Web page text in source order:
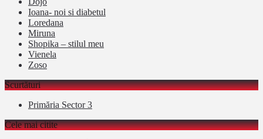
Ioana- noi si diabetul
Loredana
Miruna
Shopika – stilul meu
Vienela
Zoso
Scurtături
Primăria Sector 3
Cele mai citite